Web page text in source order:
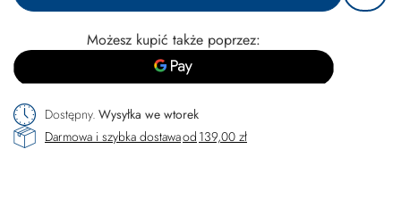
Możesz kupić także poprzez:
Dostępny Wysyłka we wtorek
Darmowa i szybka dostawaod 139,00 zł